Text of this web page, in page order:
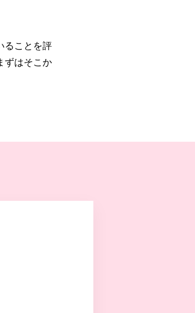
ることを評
ずはそこか